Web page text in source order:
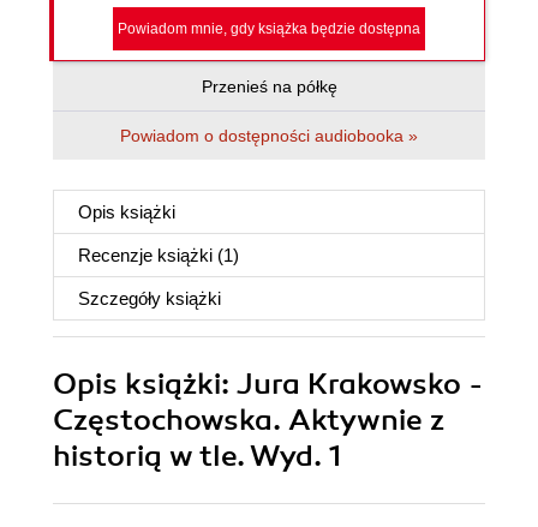
Powiadom mnie, gdy książka będzie dostępna
Przenieś na półkę
Powiadom o dostępności audiobooka »
Opis książki
Recenzje książki (1)
Szczegóły książki
Opis książki: Jura Krakowsko -
Częstochowska. Aktywnie z
historią w tle. Wyd. 1